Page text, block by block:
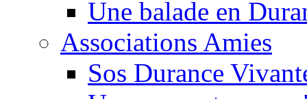
Une balade en
Associations Amies
Sos Durance